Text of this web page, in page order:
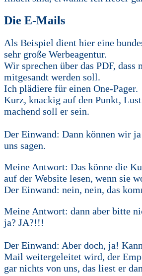
Die E-Mails
Als Beispiel dient hier eine
sehr große Werbeagentur.
Wir sprechen über das PDF,
mitgesandt werden soll.
Ich plädiere für einen One-Pager.
Kurz, knackig auf den Punkt,
machend soll er sein.
Der Einwand: Dann können wir
uns sagen.
Meine Antwort: Das könne die
auf der Website lesen, wenn sie
Der Einwand: nein, nein, das
Meine Antwort: dann aber bitte
ja? JA?!!!
Der Einwand: Aber doch, ja!
Mail weitergeleitet wird, der
gar nichts von uns, das liest er